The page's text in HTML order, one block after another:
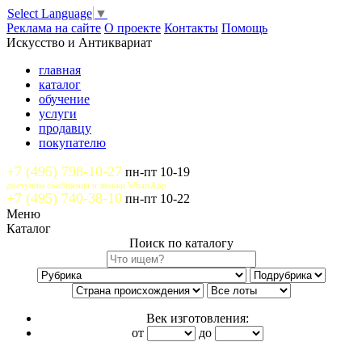
Select Language ▼
Реклама на сайте О проекте Контакты Помощь
Искусство и Антиквариат
главная
каталог
обучение
услуги
продавцу
покупателю
+7 (495) 798-10-27 пн-пт 10-19
доступны сообщения и звонки WhatsApp
+7 (495) 740-38-10 пн-пт 10-22
Меню
Каталог
Поиск по каталогу
Век изготовления:
от
до